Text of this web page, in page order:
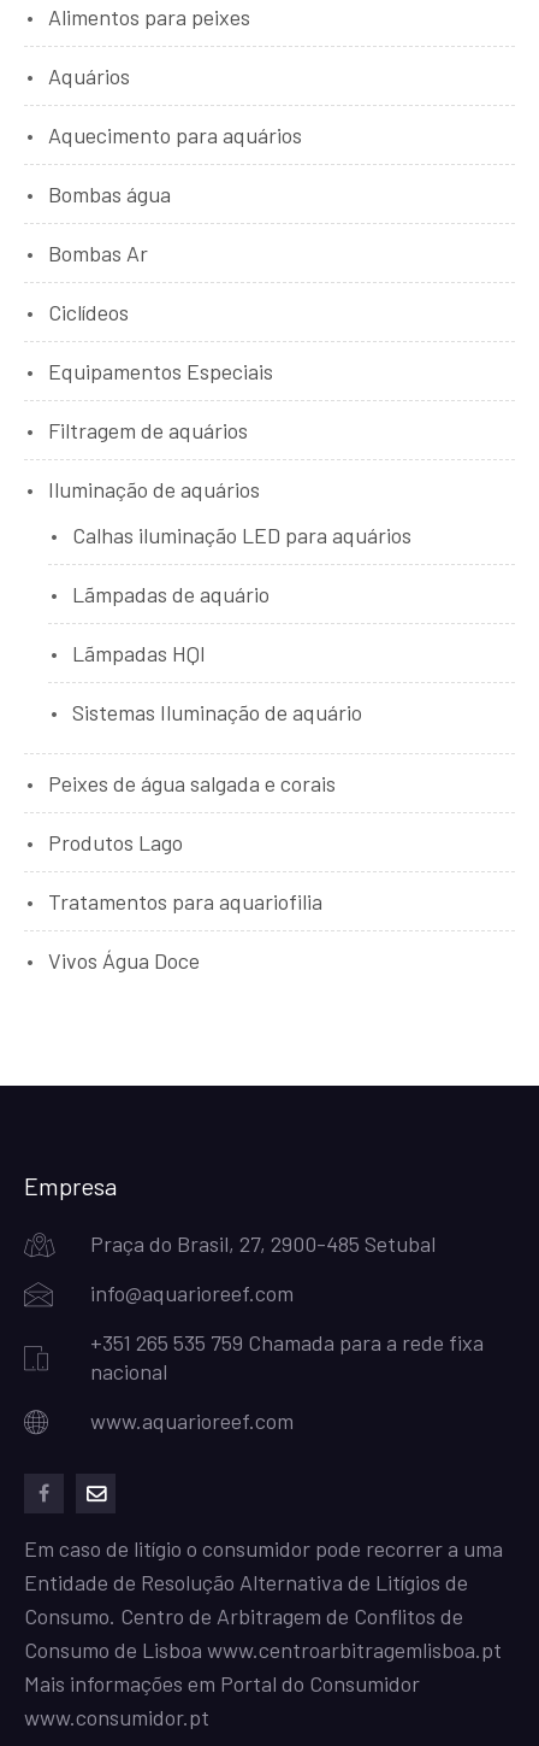
Alimentos para peixes
Aquários
Aquecimento para aquários
Bombas água
Bombas Ar
Ciclídeos
Equipamentos Especiais
Filtragem de aquários
Iluminação de aquários
Calhas iluminação LED para aquários
Lãmpadas de aquário
Lãmpadas HQI
Sistemas Iluminação de aquário
Peixes de água salgada e corais
Produtos Lago
Tratamentos para aquariofilia
Vivos Água Doce
Empresa
Praça do Brasil, 27, 2900-485 Setubal
info@aquarioreef.com
+351 265 535 759 Chamada para a rede fixa
nacional
www.aquarioreef.com
Em caso de litígio o consumidor pode recorrer a uma
Entidade de Resolução Alternativa de Litígios de
Consumo. Centro de Arbitragem de Conflitos de
Consumo de Lisboa www.centroarbitragemlisboa.pt
Mais informações em Portal do Consumidor
www.consumidor.pt